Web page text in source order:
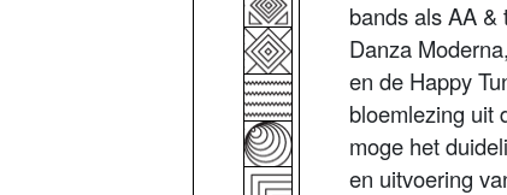
bands als AA &
Danza
en de Happy
bloemlezing uit
moge het
en uitvoering